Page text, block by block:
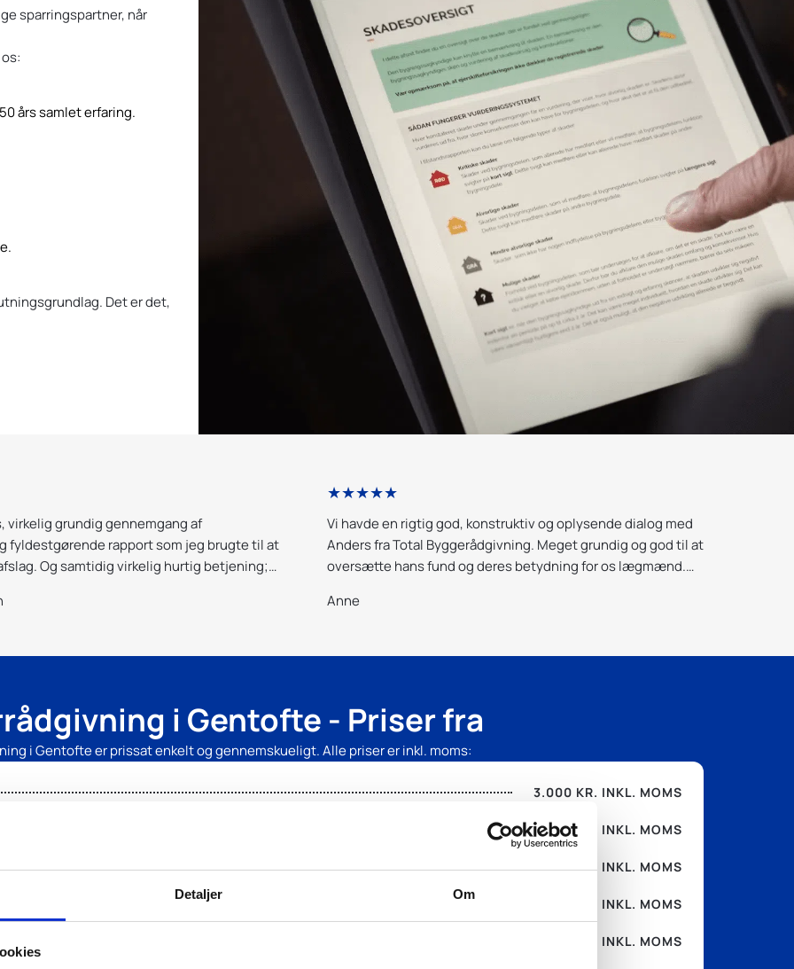
Detaljer Om
sparringspartner, når
års samlet erfaring.
Det er det,
virkelig grundig gennemgang af
fyldestgørende rapport som jeg brugte til at
Og samtidig virkelig hurtig betjening;
★★★★★
Vi havde en rigtig god, konstruktiv og oplysende dialog med
Anders fra Total Byggerådgivning. Meget grundig og god til at
oversætte hans fund og deres betydning for os lægmænd.
og vi rækker gladeligt ud til Total Byggerådgivning en anden
Anne
i Gentofte - Priser fra
i Gentofte er prissat enkelt og gennemskueligt. Alle priser er inkl. moms:
3.000 KR. INKL. MOMS
3.500 KR. INKL. MOMS
4.000 KR. INKL. MOMS
4.500 KR. INKL. MOMS
1.250 KR. INKL. MOMS